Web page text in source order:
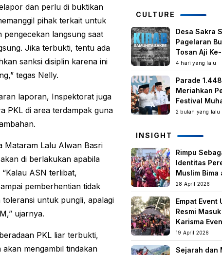
dan perlu di buktikan
pihak terkait untuk
pengecekan langsung saat
Jika terbukti, tentu ada
sanksi disiplin karena ini
tegas Nelly.
laporan, Inspektorat juga
PKL di area terdampak guna
Mataram Lalu Alwan Basri
di berlakukan apabila
ASN terlibat,
pemberhentian tidak
untuk pungli, apalagi
ujarnya.
PKL liar terbukti,
mengambil tindakan
CULTURE
Desa Sakra
Pagelaran
Tosan Aji
Samuhita
4 hari yang lalu
Parade
Meriahkan
Festival
di Lombok
2 bulan yang lalu
INSIGHT
Rimpu
Identitas
Muslim Bima
Tradisi lokal,
Manifestasi
keislaman
28 April 2026
Empat Event
Resmi
Karisma
(KEN) 2026
19 April 2026
Sejarah dan